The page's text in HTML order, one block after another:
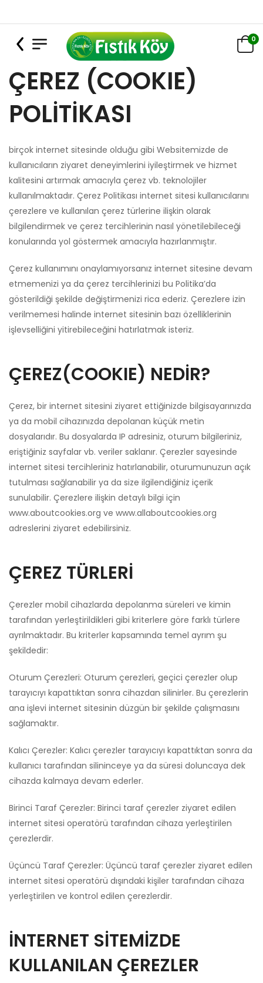
0
ÇEREZ (COOKIE)
POLİTİKASI
birçok internet sitesinde olduğu gibi Websitemizde de
kullanıcıların ziyaret deneyimlerini iyileştirmek ve hizmet
kalitesini artırmak amacıyla çerez vb. teknolojiler
kullanılmaktadır. Çerez Politikası internet sitesi kullanıcılarını
çerezlere ve kullanılan çerez türlerine ilişkin olarak
bilgilendirmek ve çerez tercihlerinin nasıl yönetilebileceği
konularında yol göstermek amacıyla hazırlanmıştır.
Çerez kullanımını onaylamıyorsanız internet sitesine devam
etmemenizi ya da çerez tercihlerinizi bu Politika’da
gösterildiği şekilde değiştirmenizi rica ederiz. Çerezlere izin
verilmemesi halinde internet sitesinin bazı özelliklerinin
işlevselliğini yitirebileceğini hatırlatmak isteriz.
ÇEREZ(COOKIE) NEDİR?
Çerez, bir internet sitesini ziyaret ettiğinizde bilgisayarınızda
ya da mobil cihazınızda depolanan küçük metin
dosyalarıdır. Bu dosyalarda IP adresiniz, oturum bilgileriniz,
eriştiğiniz sayfalar vb. veriler saklanır. Çerezler sayesinde
internet sitesi tercihleriniz hatırlanabilir, oturumunuzun açık
tutulması sağlanabilir ya da size ilgilendiğiniz içerik
sunulabilir. Çerezlere ilişkin detaylı bilgi için
www.aboutcookies.org ve www.allaboutcookies.org
adreslerini ziyaret edebilirsiniz.
ÇEREZ TÜRLERİ
Çerezler mobil cihazlarda depolanma süreleri ve kimin
tarafından yerleştirildikleri gibi kriterlere göre farklı türlere
ayrılmaktadır. Bu kriterler kapsamında temel ayrım şu
şekildedir:
Oturum Çerezleri: Oturum çerezleri, geçici çerezler olup
tarayıcıyı kapattıktan sonra cihazdan silinirler. Bu çerezlerin
ana işlevi internet sitesinin düzgün bir şekilde çalışmasını
sağlamaktır.
Kalıcı Çerezler: Kalıcı çerezler tarayıcıyı kapattıktan sonra da
kullanıcı tarafından silininceye ya da süresi doluncaya dek
cihazda kalmaya devam ederler.
Birinci Taraf Çerezler: Birinci taraf çerezler ziyaret edilen
internet sitesi operatörü tarafından cihaza yerleştirilen
çerezlerdir.
Üçüncü Taraf Çerezler: Üçüncü taraf çerezler ziyaret edilen
internet sitesi operatörü dışındaki kişiler tarafından cihaza
yerleştirilen ve kontrol edilen çerezlerdir.
İNTERNET SİTEMİZDE
KULLANILAN ÇEREZLER